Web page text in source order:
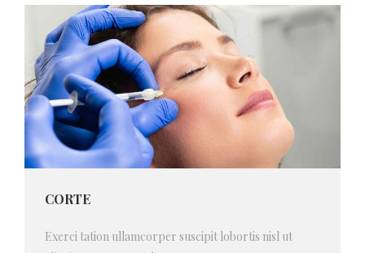
CORTE
Exerci tation ullamcorper suscipit lobortis nisl ut